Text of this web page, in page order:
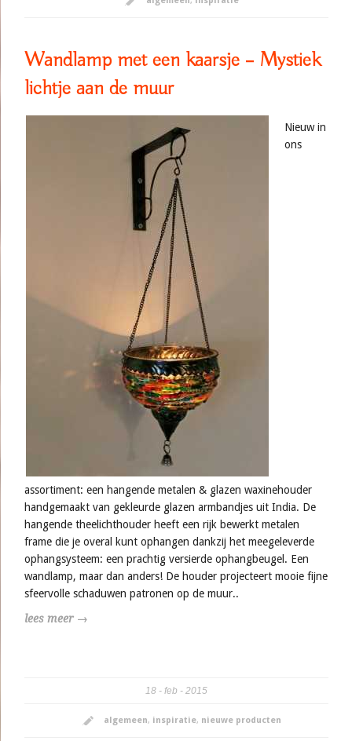
Wandlamp met een kaarsje – Mystiek
lichtje aan de muur
Nieuw in
ons
assortiment: een hangende metalen & glazen waxinehouder
handgemaakt van gekleurde glazen armbandjes uit India. De
hangende theelichthouder heeft een rijk bewerkt metalen
frame die je overal kunt ophangen dankzij het meegeleverde
ophangsysteem: een prachtig versierde ophangbeugel. Een
wandlamp, maar dan anders! De houder projecteert mooie fijne
sfeervolle schaduwen patronen op de muur..
lees meer →
18 feb 2015
algemeen, inspiratie, nieuwe producten